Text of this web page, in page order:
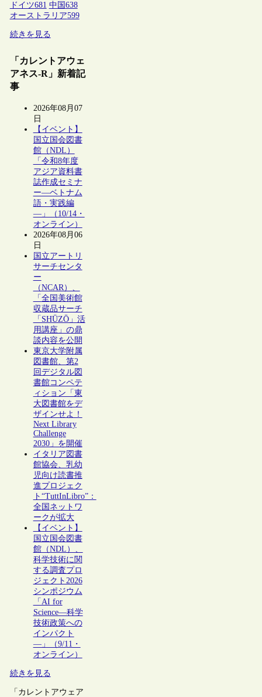
ドイツ681 中国 638
オーストラリア599
続きを見る
「カレントアウェ
アネス-R」新着記
事
2026年08月07
日
【イベント】
国立国会図書
館（NDL）
「令和8年度
アジア資料書
誌作成セミナ
ー―ベトナム
語・実践編
―」（10/14・
オンライン）
2026年08月06
日
国立アートリ
サーチセンタ
ー
（NCAR）、
「全国美術館
収蔵品サーチ
「SHŪZŌ」活
用講座」の鼎
談内容を公開
東京大学附属
図書館、第2
回デジタル図
書館コンペテ
ィション「東
大図書館をデ
ザインせよ！
Next Library
Challenge
2030」を開催
イタリア図書
館協会、乳幼
児向け読書推
進プロジェク
ト“TuttInLibro”：
全国ネットワ
ークが拡大
【イベント】
国立国会図書
館（NDL）、
科学技術に関
する調査プロ
ジェクト2026
シンポジウム
「AI for
Science―科学
技術政策への
インパクト
―」（9/11・
オンライン）
続きを見る
「カレントアウェア